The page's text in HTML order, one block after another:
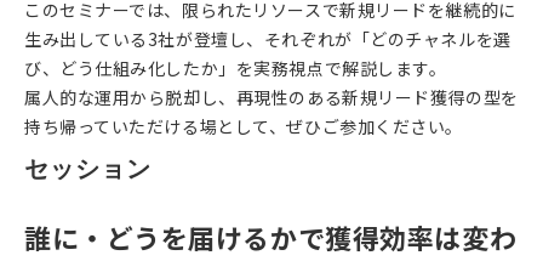
このセミナーでは、限られたリソースで新規リードを継続的に
生み出している3社が登壇し、それぞれが「どのチャネルを選
び、どう仕組み化したか」を実務視点で解説します。
属人的な運用から脱却し、再現性のある新規リード獲得の型を
持ち帰っていただける場として、ぜひご参加ください。
セッション
誰に・どうを届けるかで獲得効率は変わ